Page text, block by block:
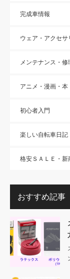
完成車情報
ウェア・アクセサ
メンテナンス・修
アニメ・漫画・本
初心者入門
楽しい自転車日記
格安ＳＡＬＥ・新
おすすめ記事